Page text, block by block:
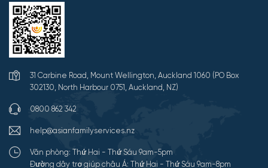
31 Carbine Road, Mount Wellington, Auckland 1060 (PO Box
302130, North Harbour 0751, Auckland, NZ)
0800 862 342
help@asianfamilyservices.nz
Văn phòng: Thứ Hai - Thứ Sáu 9am-5pm
Đường dây trợ giúp châu Á: Thứ Hai - Thứ Sáu 9am-8pm